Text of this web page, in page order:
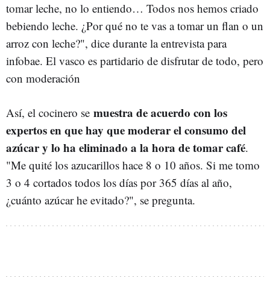
tomar leche, no lo entiendo… Todos nos hemos criado
bebiendo leche. ¿Por qué no te vas a tomar un flan o un
arroz con leche?", dice durante la entrevista para
infobae. El vasco es partidario de disfrutar de todo, pero
con moderación
Así, el cocinero se muestra de acuerdo con los
expertos en que hay que moderar el consumo del
azúcar y lo ha eliminado a la hora de tomar café.
"Me quité los azucarillos hace 8 o 10 años. Si me tomo
3 o 4 cortados todos los días por 365 días al año,
¿cuánto azúcar he evitado?", se pregunta.